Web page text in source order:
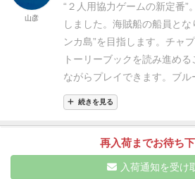
人の協力ゲームです。船が沈
するか、思い切って前進する
も求められます。総評
チャ
てると容赦なく沈めてくる
ームです。ここはもう何回も
思ってたらあっさり沈みまし
全チャプターをクリ
ありましたので、是非プレ
※協力ゲームなこと
“２人用協力ゲームの新定番”
しました。 海賊船の船員とな
ンカ島”を目指します。 チャ
トーリーブックを読み進め
ながらプレイできます。 ブル
すボード上に増えてくると、
リナ号の船内を想像しハラハ
使用するか船の進行に使用
が航海の行方を左右します。
と良くマッチしていると思い
続きを見る
山彦
再入荷までお待ち
入荷通知を受け